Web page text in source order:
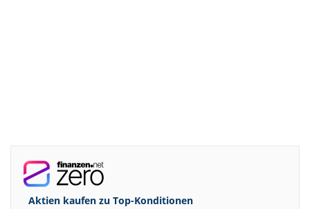
Aktien kaufen zu Top-Konditionen